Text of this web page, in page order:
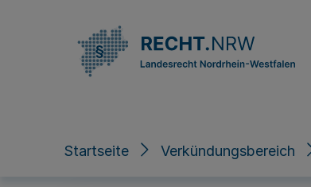
Startseite Verkündungsbereich